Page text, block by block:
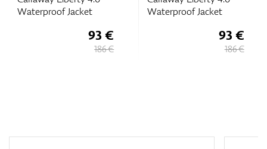
Waterproof Jacket
93 €
186 €
Waterproof Jacket
93 €
186 €